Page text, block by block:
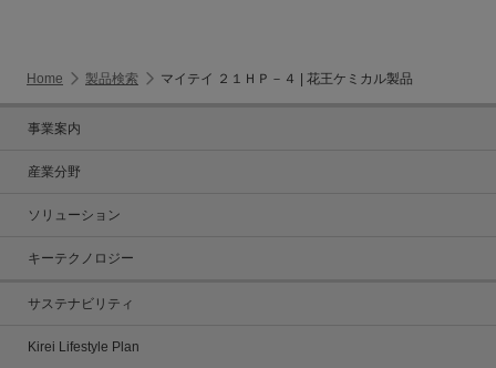
Home 製品検索 マイテイ ２１ＨＰ－４ | 花王ケミカル製品
事業案内
産業分野
ソリューション
キーテクノロジー
サステナビリティ
Kirei Lifestyle Plan